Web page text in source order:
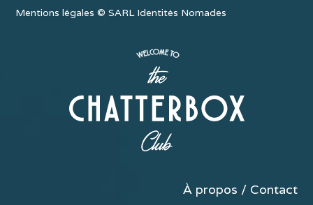
Mentions légales ©SARL Identités Nomades
À propos / Contact